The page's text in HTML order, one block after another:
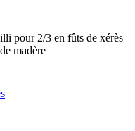
pour 2/3 en fûts de xérès
madère